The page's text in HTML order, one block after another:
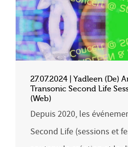
27.07.2024 | Yadleen (De)
Transonic Second Life
(Web)
Depuis 2020, les
Second Life (sessions et